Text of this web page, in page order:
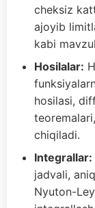
cheksiz
ajoyib
kabi
Hosilalar:
hosilasi,
chiqiladi.
Integrallar:
jadvali,
Nyuton-